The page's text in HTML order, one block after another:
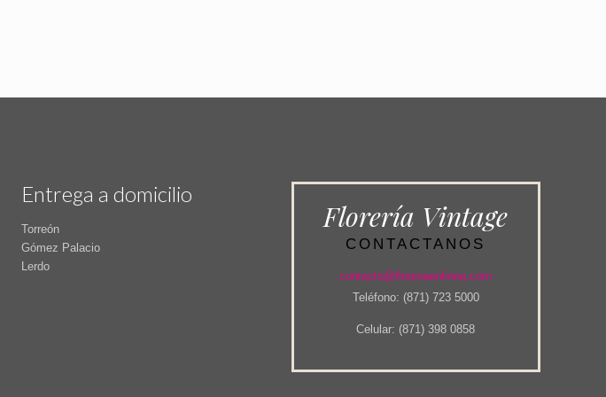
Entrega a domicilio
Torreón
Gómez Palacio
Lerdo
Florería Vintage
CONTACTANOS
contacto@floreriaenlinea.com
Teléfono: (871) 723 5000
Celular: (871) 398 0858